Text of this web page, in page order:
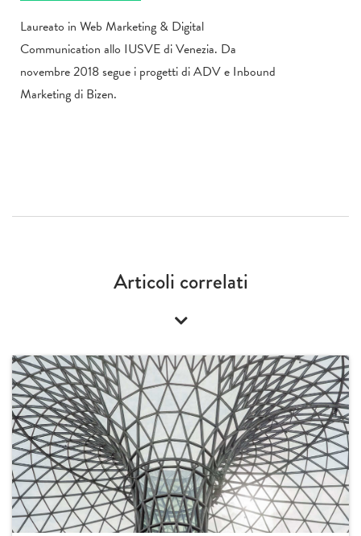
Laureato in Web Marketing & Digital
Communication allo IUSVE di Venezia. Da
novembre 2018 segue i progetti di ADV e Inbound
Marketing di Bizen.
Articoli correlati